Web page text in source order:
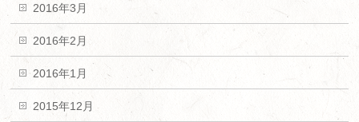
2016年3月
2016年2月
2016年1月
2015年12月